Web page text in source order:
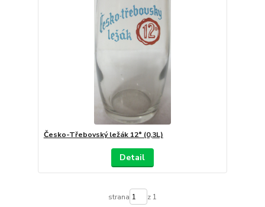
Česko-Třebovský ležák 12° (0,3L)
Detail
strana z 1